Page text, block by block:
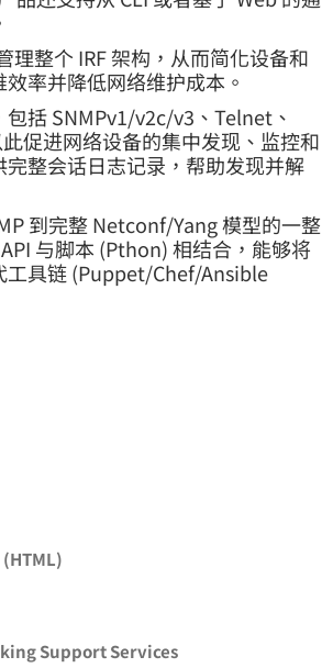
理整个 IRF 架构，从而简化设备和
率并降低网络维护成本。
括 SNMPv1/v2c/v3、Telnet、
促进网络设备的集中发现、监控和
整会话日志记录，帮助发现并解
到完整 Netconf/Yang 模型的一整
与脚本 (Pthon) 相结合，能够将
工具链 (Puppet/Chef/Ansible
(HTML)
Support Services